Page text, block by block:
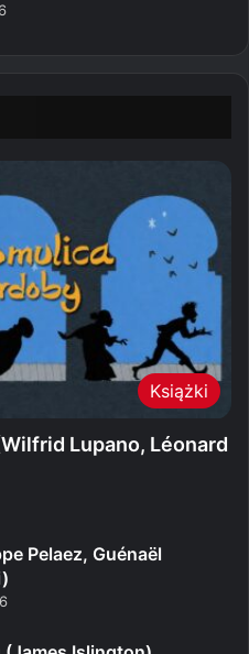
Książki
Lupano, Léonard
Pelaez, Guénaël